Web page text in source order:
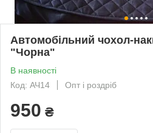
Автомобільний чохол-
"Чорна"
В наявності
Код: АЧ14
Опт і роздріб
950 ₴